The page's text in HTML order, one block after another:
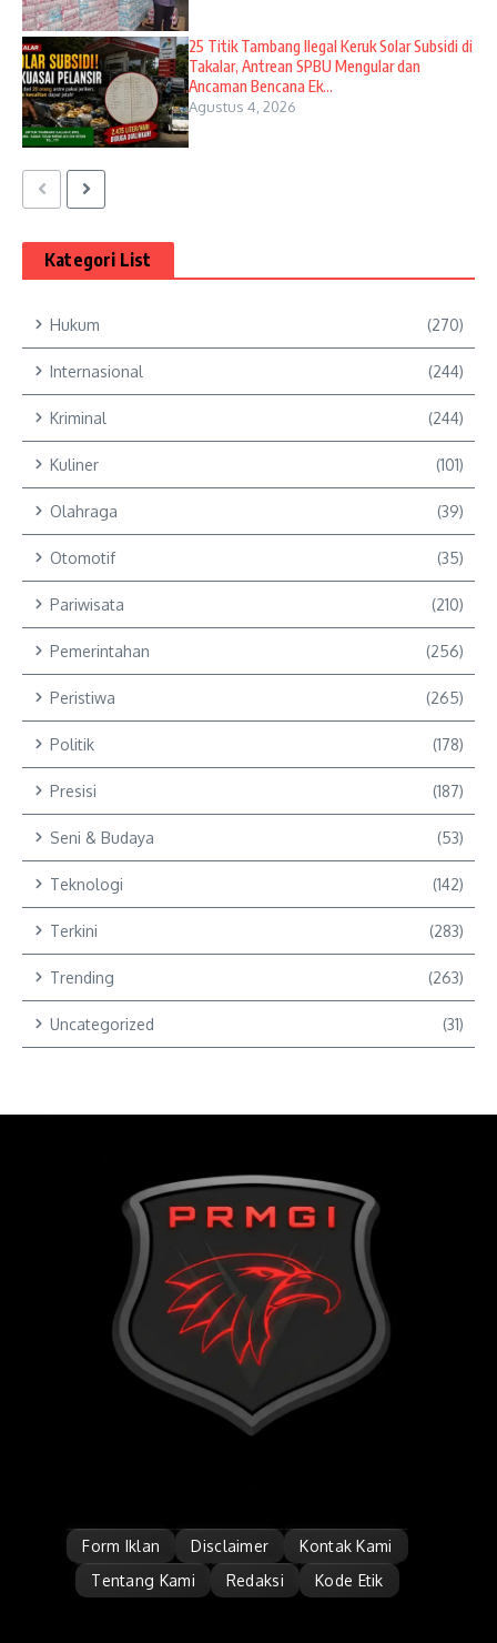
25 Titik Tambang Ilegal Keruk Solar Subsidi di
Takalar, Antrean SPBU Mengular dan
Ancaman Bencana Ek...
Agustus 4, 2026
Kategori List
Hukum (270)
Internasional (244)
Kriminal (244)
Kuliner (101)
Olahraga (39)
Otomotif (35)
Pariwisata (210)
Pemerintahan (256)
Peristiwa (265)
Politik (178)
Presisi (187)
Seni & Budaya (53)
Teknologi (142)
Terkini (283)
Trending (263)
Uncategorized (31)
Form Iklan Disclaimer
Kontak Kami
Tentang Kami
Redaksi Kode Etik